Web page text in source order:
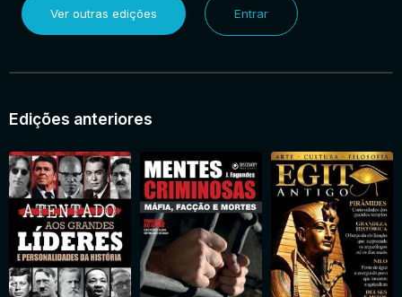
Ver outras edições Entrar
Edições anteriores